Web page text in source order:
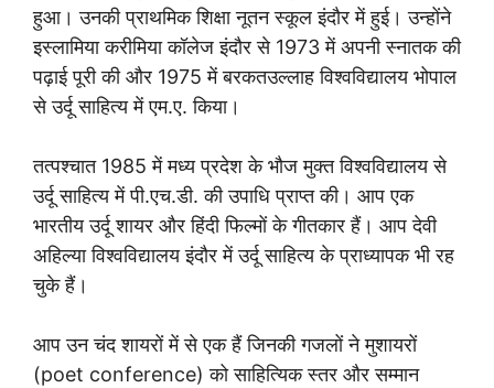
हुआ। उनकी प्राथमिक शिक्षा नूतन स्कूल इंदौर में हुई। उन्होंने
इस्लामिया करीमिया कॉलेज इंदौर से 1973 में अपनी स्नातक की
पढ़ाई पूरी की और 1975 में बरकतउल्लाह विश्वविद्यालय भोपाल
से उर्दू साहित्य में एम.ए. किया।
तत्पश्चात 1985 में मध्य प्रदेश के भौज मुक्त विश्वविद्यालय से
उर्दू साहित्य में पी.एच.डी. की उपाधि प्राप्त की। आप एक
भारतीय उर्दू शायर और हिंदी फिल्मों के गीतकार हैं। आप देवी
अहिल्या विश्वविद्यालय इंदौर में उर्दू साहित्य के प्राध्यापक भी रह
चुके हैं।
आप उन चंद शायरों में से एक हैं जिनकी गजलों ने मुशायरों
(poet conference) को साहित्यिक स्तर और सम्मान